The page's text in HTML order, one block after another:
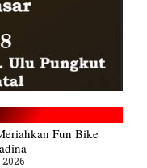
Fun Bike